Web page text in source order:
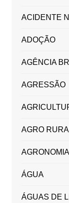
ACIDENTE
ADOÇÃO
AGÊNCIA
AGRESSÃO
AGRO
AGRONOMIA
ÁGUA
ÁGUAS DE